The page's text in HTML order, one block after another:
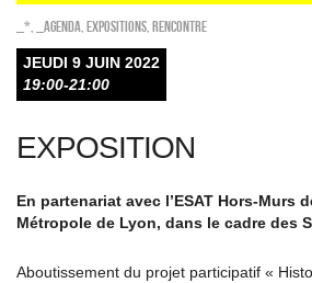
_* _Agenda EXPOSITIONS Rencontre
JEUDI 9 JUIN 2022
19:00-21:00
EXPOSITION
En partenariat avec l’ESAT Hors-Murs
Métropole de Lyon, dans le cadre des
Aboutissement du projet participatif «